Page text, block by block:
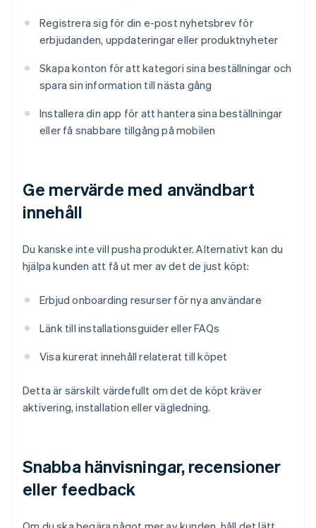
Registrera sig för din e-post nyhetsbrev för
erbjudanden, uppdateringar eller produktnyheter
Skapa konton för att kategori sina beställningar och
spara sin information till nästa gång
Installera din app för att hantera sina beställningar
eller få snabbare tillgång på mobilen
Ge mervärde med användbart
innehåll
Du kanske inte vill pusha produkter. Alternativt kan du
hjälpa kunden att få ut mer av det de just köpt:
Erbjud onboarding resurser för nya användare
Länk till installationsguider eller FAQs
Visa kurerat innehåll relaterat till köpet
Detta är särskilt värdefullt om det de köpt kräver
aktivering, installation eller vägledning.
Snabba hänvisningar, recensioner
eller feedback